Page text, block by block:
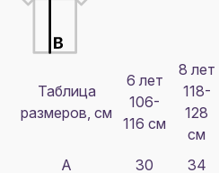
Таблица
размеров, см
6 лет
106-
116 см
8 лет
118-
128
см
A 30 34